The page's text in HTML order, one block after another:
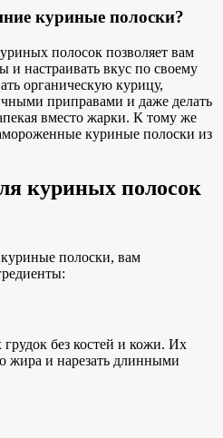
куриные полоски?
полосок позволяет вам
и настраивать вкус по своему
органическую курицу,
приправами и даже делать
вместо жарки. К тому же
куриные полоски из
куриных полосок
полоски, вам
без костей и кожи. Их
жира и нарезать длинными